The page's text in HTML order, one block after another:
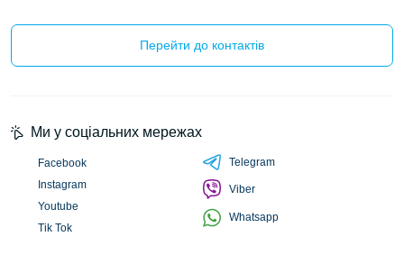
Перейти до контактів
Ми у соціальних мережах
Facebook
Instagram
Youtube
Tik Tok
Telegram
Viber
Whatsapp